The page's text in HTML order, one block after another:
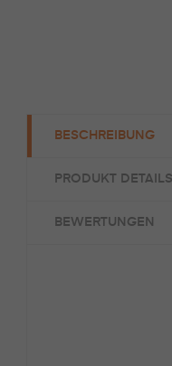
BESCHREIBUNG
PRODUKT DETAILS
BEWERTUNGEN